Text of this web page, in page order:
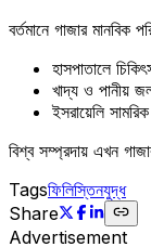
বর্তমানে গাজার মানবিক
হাসপাতালে
খাদ্য ও পানীয়
ইসরায়েলি
বিশ্ব সম্প্রদায় এখন
Tagsফিলিস্তিনযুদ্ধ
Share
Advertisement